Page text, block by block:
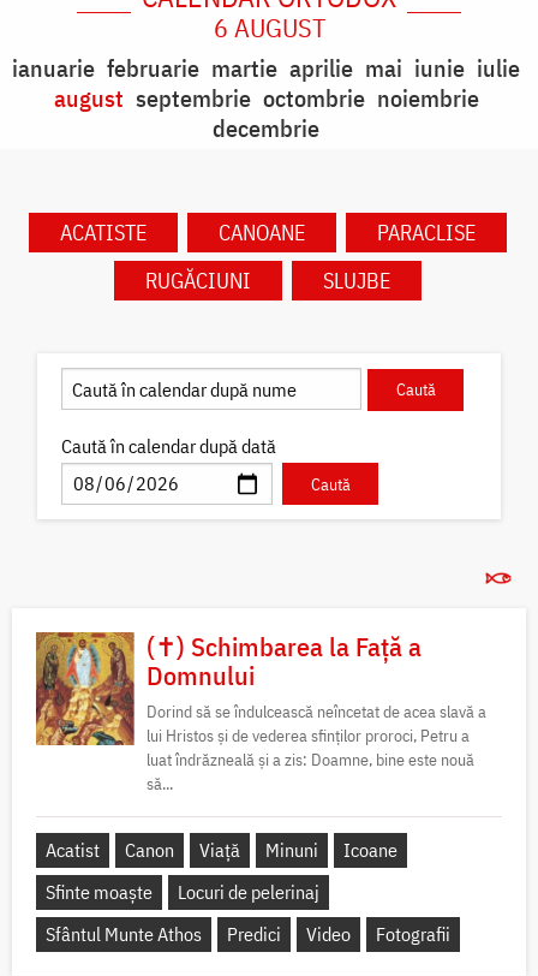
6 AUGUST
ianuarie februarie martie aprilie mai iunie iulie
august septembrie octombrie noiembrie
decembrie
ACATISTE CANOANE
PARACLISE
RUGĂCIUNI
SLUJBE
Caută în calendar după dată
(✝) Schimbarea la Față a
Domnului
Dorind să se îndulcească neîncetat de acea slavă a
lui Hristos și de vederea sfinților proroci, Petru a
luat îndrăzneală și a zis: Doamne, bine este nouă
să...
Acatist Canon Viață Minuni
Icoane
Sfinte moaște
Locuri de pelerinaj
Sfântul Munte Athos
Predici Video Fotografii